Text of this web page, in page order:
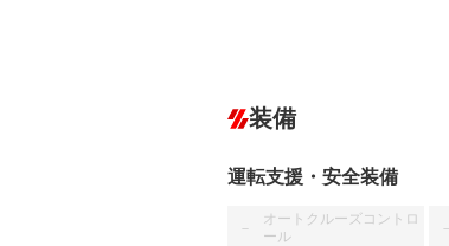
装備
運転支援・安全装備
－
オートクルーズコントロ
ール
－